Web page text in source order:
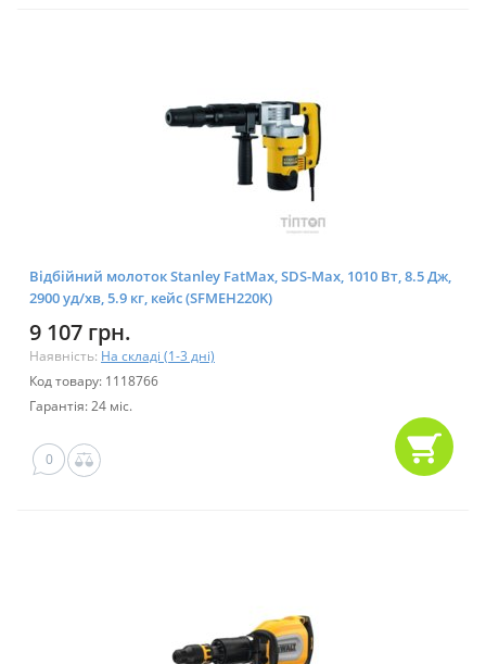
Відбійний молоток Stanley FatMax, SDS-Max, 1010 Вт, 8.5 Дж,
2900 уд/хв, 5.9 кг, кейс (SFMEH220K)
9 107 грн.
Наявність: На складі (1-3 дні)
Код товару: 1118766
Гарантія: 24 міс.
0